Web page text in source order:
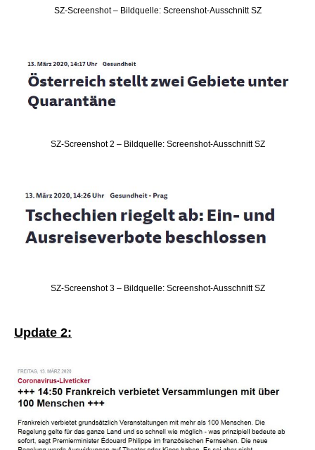
SZ-Screenshot – Bildquelle: Screenshot-Ausschnitt SZ
SZ-Screenshot 2 – Bildquelle: Screenshot-Ausschnitt SZ
SZ-Screenshot 3 – Bildquelle: Screenshot-Ausschnitt SZ
Update 2: